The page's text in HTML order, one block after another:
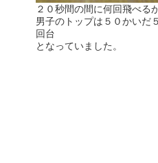
２０秒間の間に何回飛べる
男子のトップは５０かいだ
回台
となっていました。